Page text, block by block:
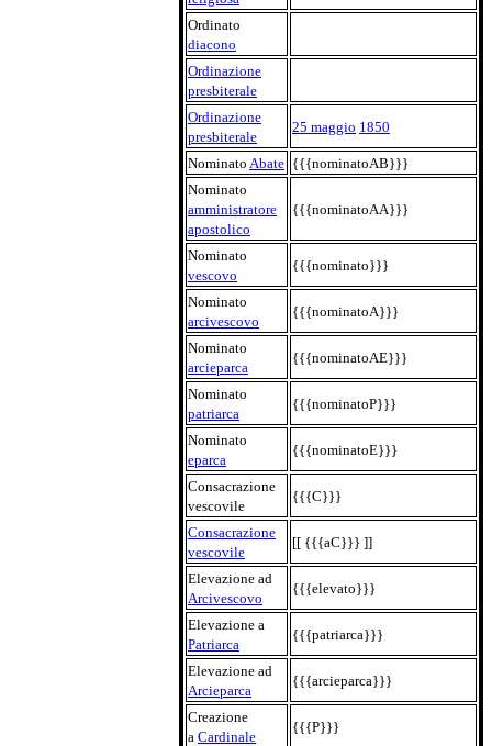
Ordinato
diacono
Ordinazione
presbiterale
Ordinazione
presbiterale
25 maggio 1850
Nominato Abate {{{nominatoAB}}}
Nominato
amministratore
apostolico
{{{nominatoAA}}}
Nominato
vescovo
{{{nominato}}}
Nominato
arcivescovo
{{{nominatoA}}}
Nominato
arcieparca
{{{nominatoAE}}}
Nominato
patriarca
{{{nominatoP}}}
Nominato
eparca
{{{nominatoE}}}
Consacrazione
vescovile
{{{C}}}
Consacrazione
vescovile
[[ {{{aC}}} ]]
Elevazione ad
Arcivescovo
{{{elevato}}}
Elevazione a
Patriarca
{{{patriarca}}}
Elevazione ad
Arcieparca
{{{arcieparca}}}
Creazione
a Cardinale
{{{P}}}